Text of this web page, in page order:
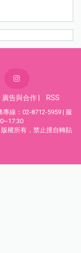
廣告與合作 RSS
線：02-8712-5959 | 服
權所有，禁止擅自轉貼